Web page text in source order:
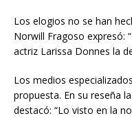
Los elogios no se han
Norwill Fragoso expresó:
actriz Larissa Donnes la
Los medios
propuesta. En su reseña
destacó: “Lo visto en la